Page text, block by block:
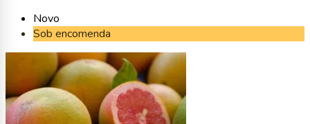
Novo
Sob encomenda